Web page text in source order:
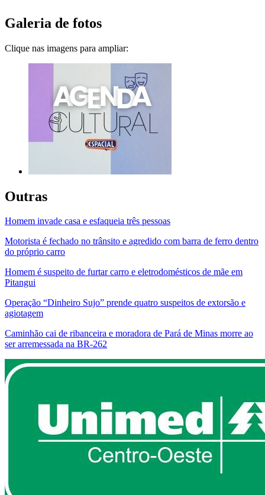
Galeria de fotos
Clique nas imagens para ampliar:
Outras
Homem invade casa e esfaqueia três pessoas
Motorista é fechado no trânsito e agredido com barra de ferro dentro
do próprio carro
Homem é suspeito de furtar carro e eletrodomésticos de mãe em
Pitangui
Operação “Dinheiro Sujo” prende quatro suspeitos de extorsão e
agiotagem
Caminhão cai de ribanceira e moradora de Pará de Minas morre ao
ser arremessada na BR-262